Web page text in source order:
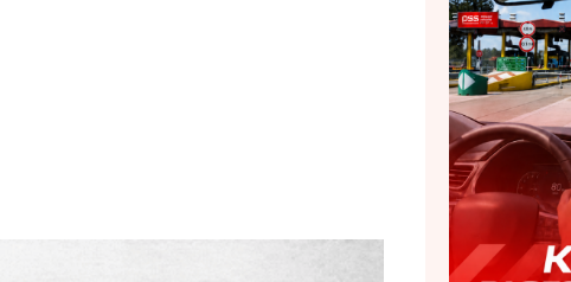
PARADITE ME NE